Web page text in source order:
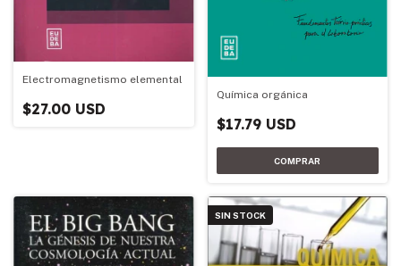
Electromagnetismo elemental
$27.00 USD
Química orgánica
$17.79 USD
SIN STOCK